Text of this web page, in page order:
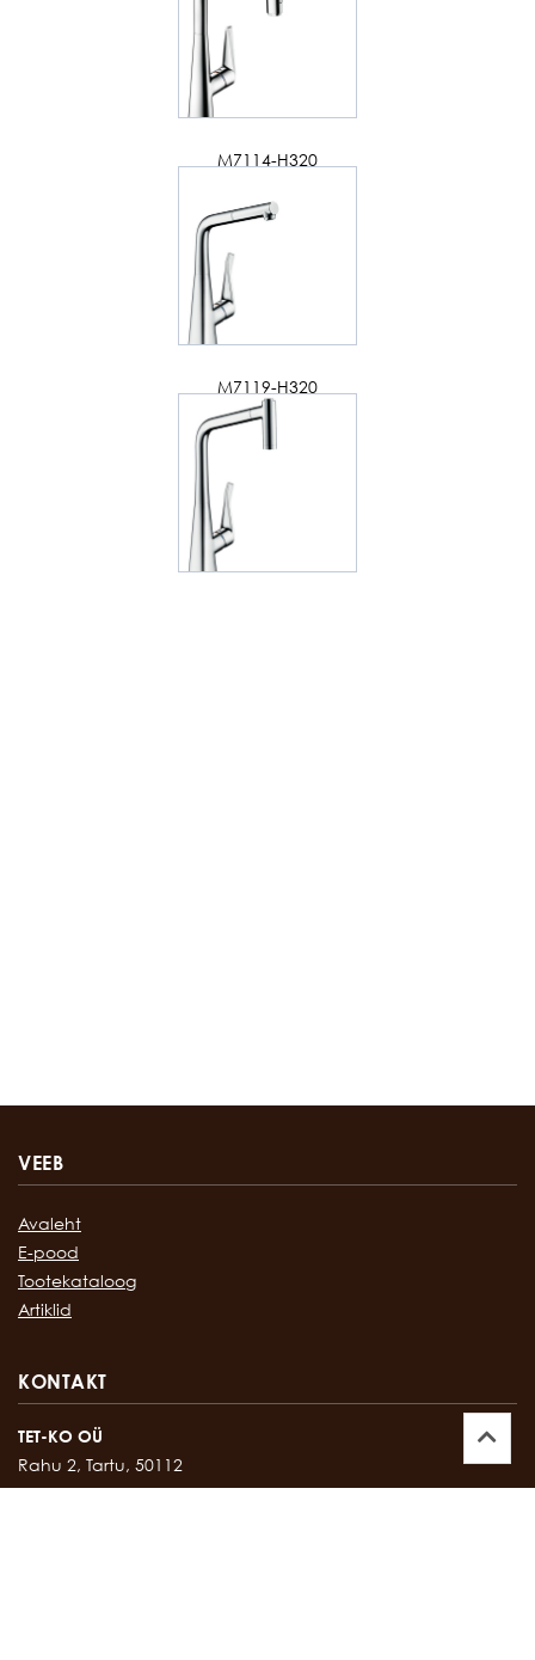
M7114-H320
M7119-H320
VEEB
Avaleht
E-pood
Tootekataloog
Artiklid
KONTAKT
TET-KO OÜ
Rahu 2, Tartu, 50112
Kontor:747 17 35